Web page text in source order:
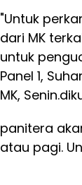
"Untuk
dari MK
untuk
Panel 1,
MK,
panitera
atau pagi.